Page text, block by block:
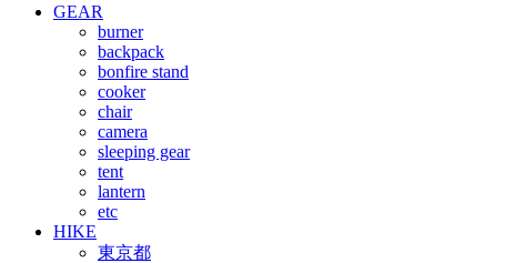
GEAR
burner
backpack
bonfire stand
cooker
chair
camera
sleeping gear
tent
lantern
etc
HIKE
東京都